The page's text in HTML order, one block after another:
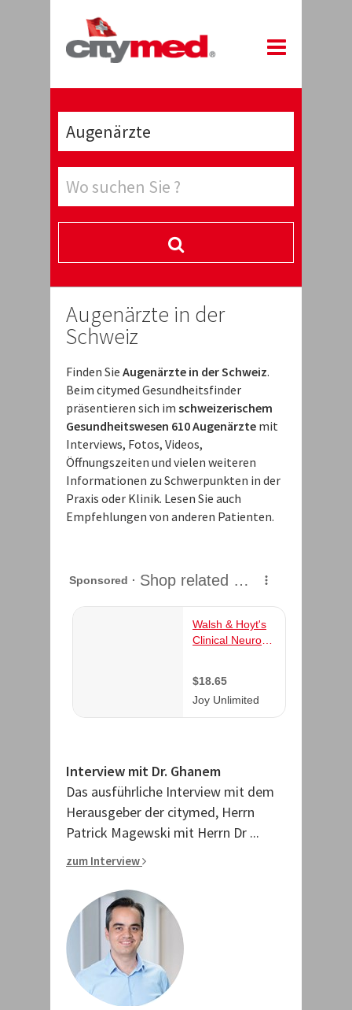
Augenärzte in der
Schweiz
Finden Sie Augenärzte in der Schweiz.
Beim citymed Gesundheitsfinder
präsentieren sich im schweizerischem
Gesundheitswesen 610 Augenärzte mit
Interviews, Fotos, Videos,
Öffnungszeiten und vielen weiteren
Informationen zu Schwerpunkten in der
Praxis oder Klinik. Lesen Sie auch
Empfehlungen von anderen Patienten.
Interview mit Dr. Ghanem
Das ausführliche Interview mit dem
Herausgeber der citymed, Herrn
Patrick Magewski mit Herrn Dr ...
zum Interview